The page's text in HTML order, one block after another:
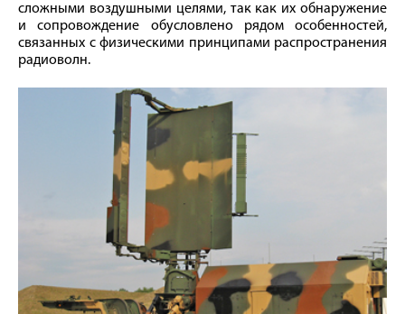
сложными воздушными целями, так как их обнаружение
и сопровождение обусловлено рядом особенностей,
связанных с физическими принципами распространения
радиоволн.